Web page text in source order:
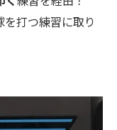
を打つ練習に取り